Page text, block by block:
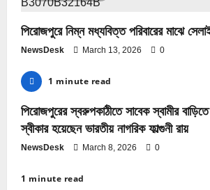
পিরোজপুরে নিম্ন মধ্যবিত্ত পরিবারের মাঝে
NewsDesk March 13, 2026 0
1 minute read
পিরোজপুরের স্বরুপকাঠীতে সাবেক স্বামীর বাড়িতে
স্বীকার হয়েছেন ভারতীয় নাগরিক ফাল্গুনী রায়
NewsDesk March 8, 2026 0
1 minute read